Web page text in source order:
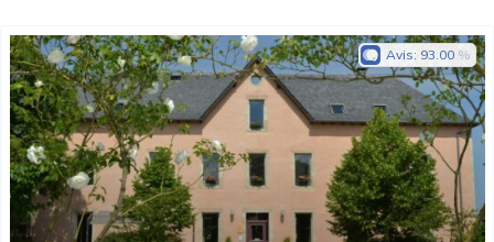
Avis: 93.00